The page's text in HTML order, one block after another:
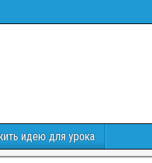
идею для урока